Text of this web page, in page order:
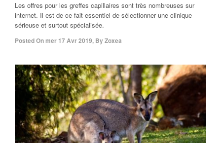
Les offres pour les greffes capillaires sont très nombreuses sur
internet. Il est de ce fait essentiel de sélectionner une clinique
sérieuse et surtout spécialisée.
Posted Onmer 17 Avr 2019, ByZoxea